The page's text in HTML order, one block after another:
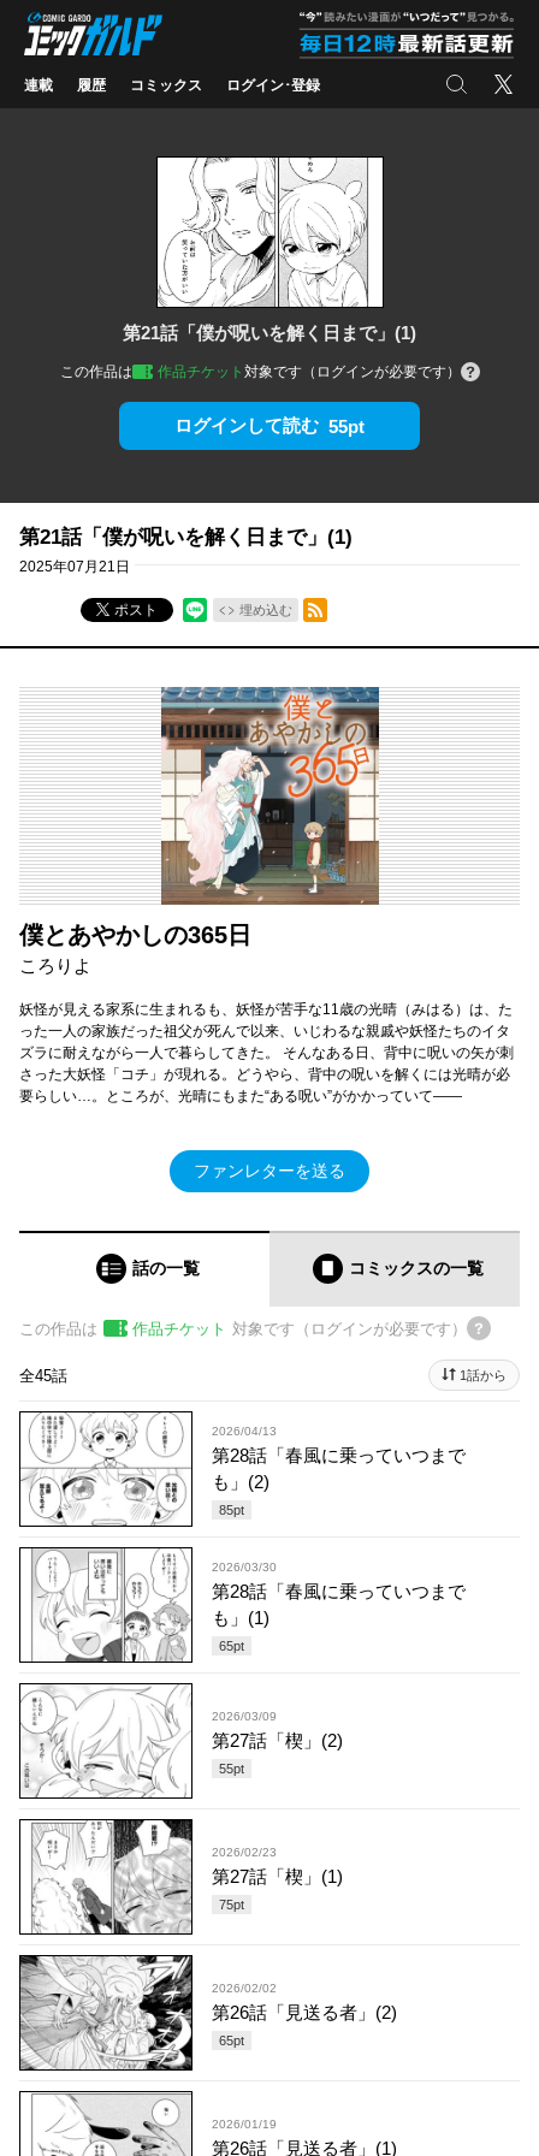
コミックガルド
連載 履歴 コミックス ログイン･登録 検索 X
第21話「僕が呪いを解く日まで」(1)
この作品は 作品チケット 対象です（ログインが必要です）
ログインして読む 55pt
第21話「僕が呪いを解く日まで」(1)
2025年07月21日
ポスト 埋め込む
RSSフィード
僕とあやかしの365日
ころりよ
妖怪が見える家系に生まれるも、妖怪が苦手な11歳の光晴（みはる）は、た
った一人の家族だった祖父が死んで以来、いじわるな親戚や妖怪たちのイタ
ズラに耐えながら一人で暮らしてきた。 そんなある日、背中に呪いの矢が刺
さった大妖怪「コチ」が現れる。どうやら、背中の呪いを解くには光晴が必
要らしい…。ところが、光晴にもまた“ある呪い”がかかっていて――
ファンレターを送る
話の一覧 コミックスの一覧
この作品は 作品チケット 対象です（ログインが必要です）
全45話 1話から
2026/04/13
第28話「春風に乗っていつまで
も」(2)
85pt
2026/03/30
第28話「春風に乗っていつまで
も」(1)
65pt
2026/03/09
第27話「楔」(2)
55pt
2026/02/23
第27話「楔」(1)
75pt
2026/02/02
第26話「見送る者」(2)
65pt
2026/01/19
第26話「見送る者」(1)